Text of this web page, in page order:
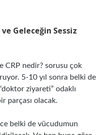
ve Geleceğin Sessiz
CRP nedir? sorusu çok
5-10 yıl sonra belki de
ziyareti” odaklı
parçası olacak.
belki de vücudumun